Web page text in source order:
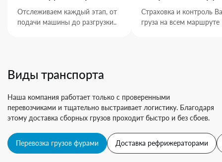
Отслеживаем каждый этап, от
подачи машины до разгрузки..
Страховка и контроль
груза на всем маршруте
Виды транспорта
Наша компания работает только с проверенными
перевозчиками и тщательно выстраивает логистику. Благодаря
этому доставка сборных грузов проходит быстро и без сбоев.
Перевозка грузов фурами Доставка рефрижераторами